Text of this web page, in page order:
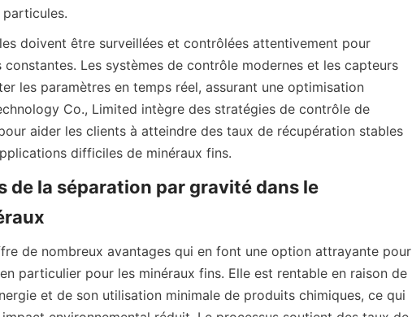
doivent être surveillées et contrôlées attentivement pour
Les systèmes de contrôle modernes et les capteurs
les paramètres en temps réel, assurant une optimisation
Co., Limited intègre des stratégies de contrôle de
aider les clients à atteindre des taux de récupération stables
de la séparation par gravité dans le
de nombreux avantages qui en font une option attrayante pour
particulier pour les minéraux fins. Elle est rentable en raison de
et de son utilisation minimale de produits chimiques, ce qui